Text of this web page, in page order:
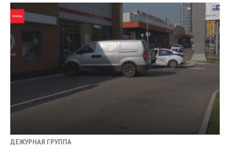
ДЕЖУРНАЯ ГРУППА